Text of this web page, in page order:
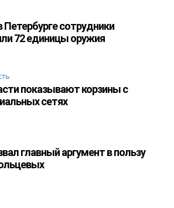
Петербурге сотрудники
72 единицы оружия
показывают корзины с
сетях
главный аргумент в пользу